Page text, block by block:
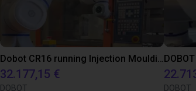
32.177,15 €
DOBOT DOBOT